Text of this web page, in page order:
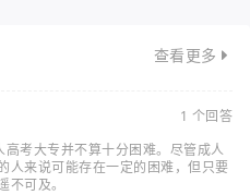
查看更多
1 个回答
考大专并不算十分困难。尽管成人
人来说可能存在一定的困难，但只要
可及。